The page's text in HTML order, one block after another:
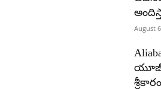
August
శ్రీకారం